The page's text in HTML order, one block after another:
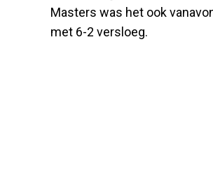
Masters was het ook
met 6-2 versloeg.